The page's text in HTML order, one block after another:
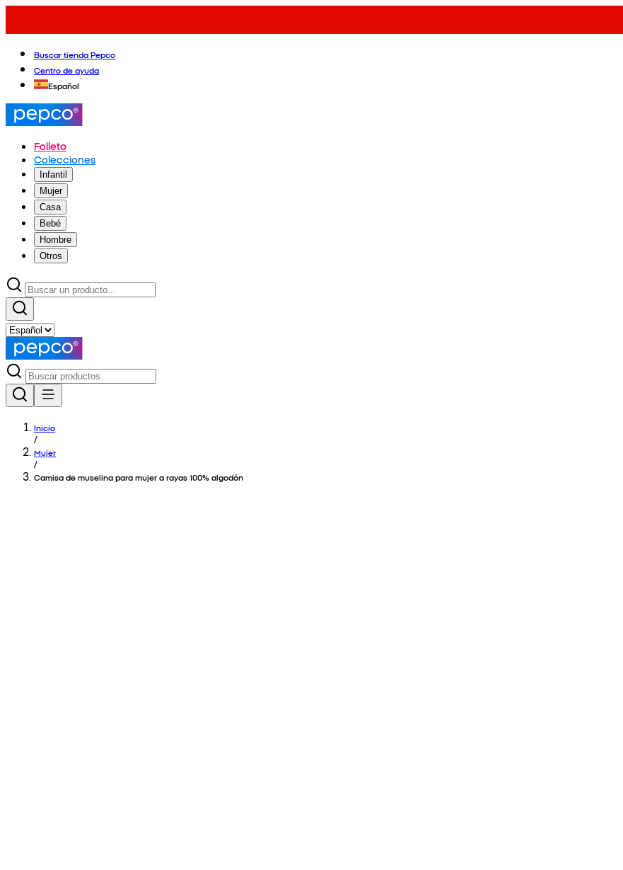
Buscar tienda Pepco
Centro de ayuda
Español
Folleto
Colecciones
Infantil
Mujer
Casa
Bebé
Hombre
Otros
Inicio
/
Mujer
/
Camisa de muselina para mujer a rayas 100% algodón